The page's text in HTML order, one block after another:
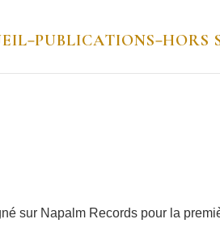
–PUBLICATIONS–HORS
sur Napalm Records pour la